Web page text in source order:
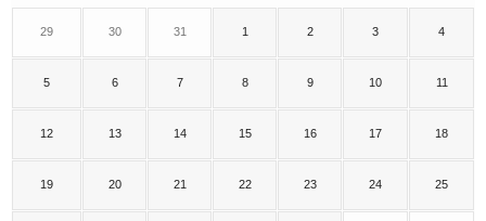
29 30 31 1 2 3 4
5 6 7 8 9 10 11
12 13 14 15 16 17 18
19 20 21 22 23 24 25